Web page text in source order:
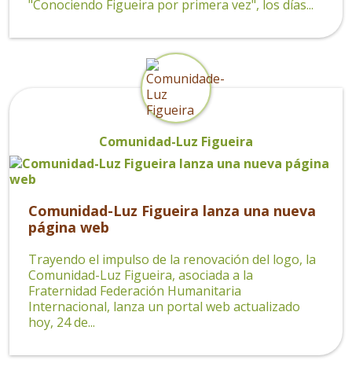
"Conociendo Figueira por primera vez", los días...
Comunidad-Luz Figueira
Comunidad-Luz Figueira lanza una nueva
página web
Trayendo el impulso de la renovación del logo, la
Comunidad-Luz Figueira, asociada a la
Fraternidad Federación Humanitaria
Internacional, lanza un portal web actualizado
hoy, 24 de...